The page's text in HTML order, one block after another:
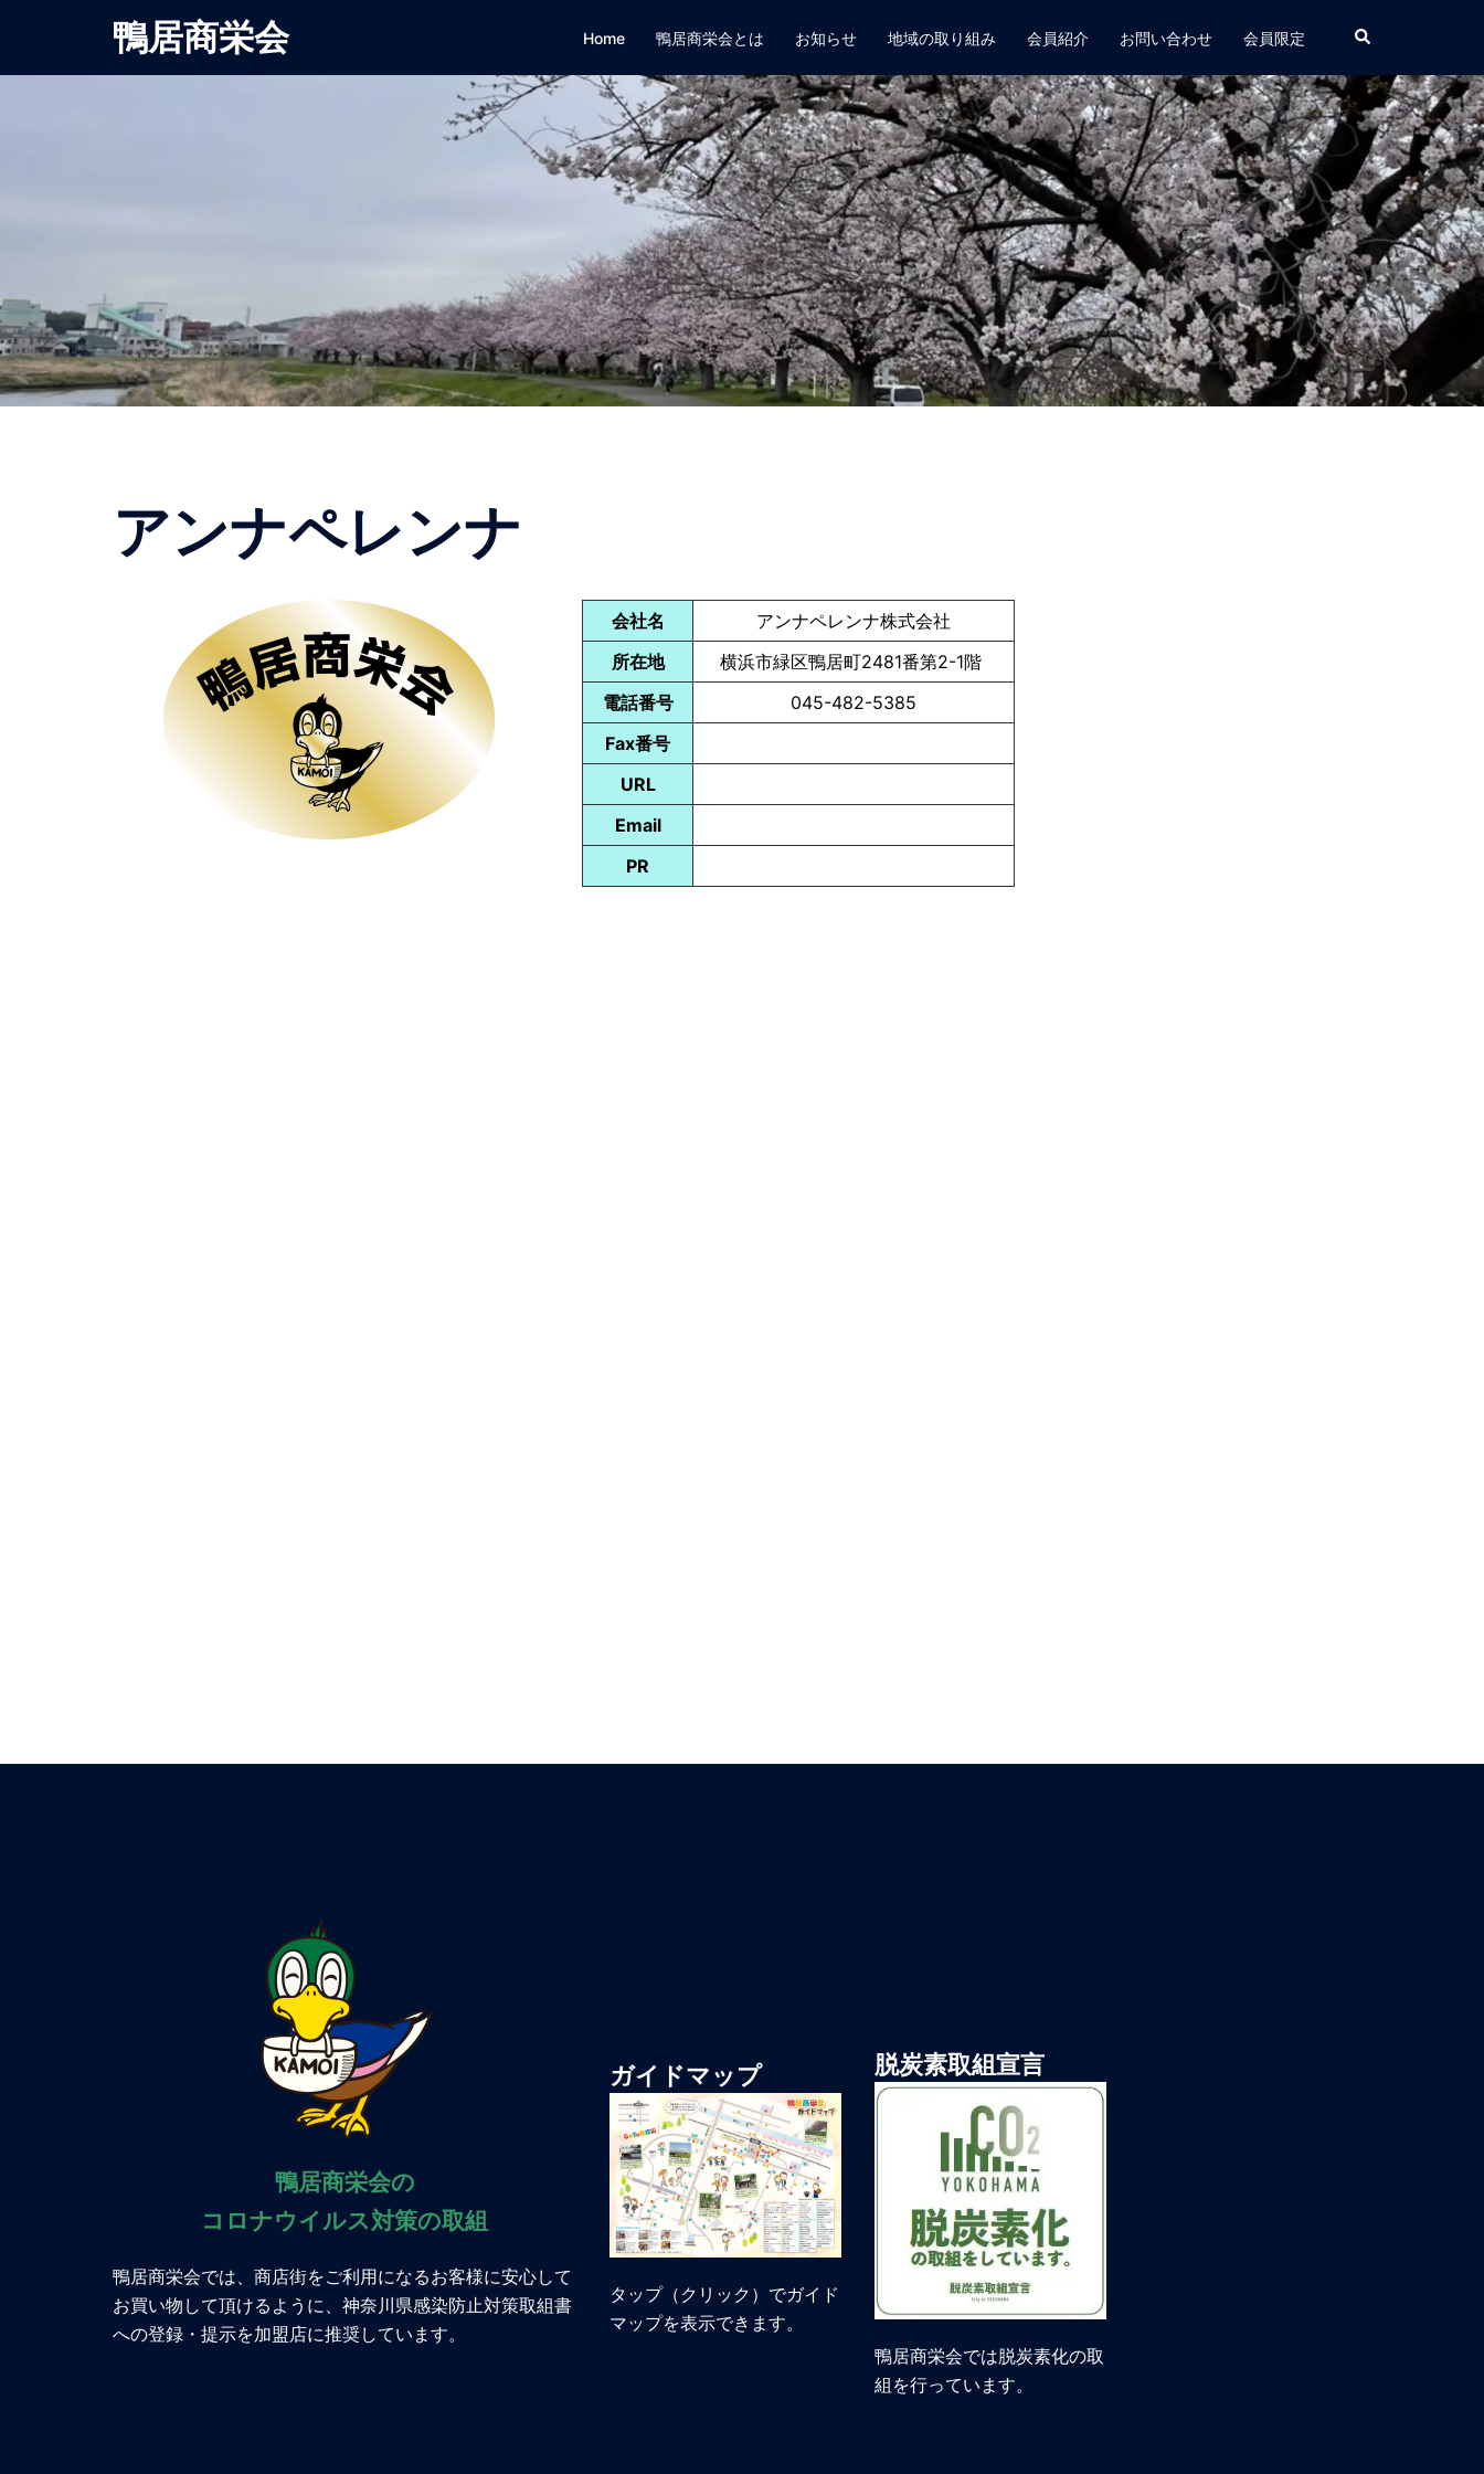
鴨居商栄会 Home 鴨居商栄会とは お知らせ 地域の取り組み 会員紹介 お問い合わせ 会員限定
アンナペレンナ
会社名
アンナペレンナ株式会社
所在地
横浜市緑区鴨居町2481番第2-1階
電話番号
045-482-5385
Fax番号
URL
Email
PR
鴨居商栄会の
コロナウイルス対策の取組
鴨居商栄会では、商店街をご利用になるお客様に安心して
お買い物して頂けるように、神奈川県感染防止対策取組書
への登録・提示を加盟店に推奨しています。
ガイドマップ
タップ（クリック）でガイド
マップを表示できます。
脱炭素取組宣言
鴨居商栄会では脱炭素化の取
組を行っています。